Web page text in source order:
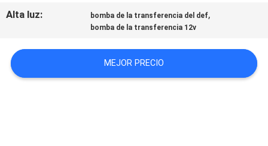
NOTICIAS
SOLICITAR
PRESUPUESTO
Alta luz: bomba de la transferencia del def,
bomba de la transferencia 12v
MEJOR PRECIO